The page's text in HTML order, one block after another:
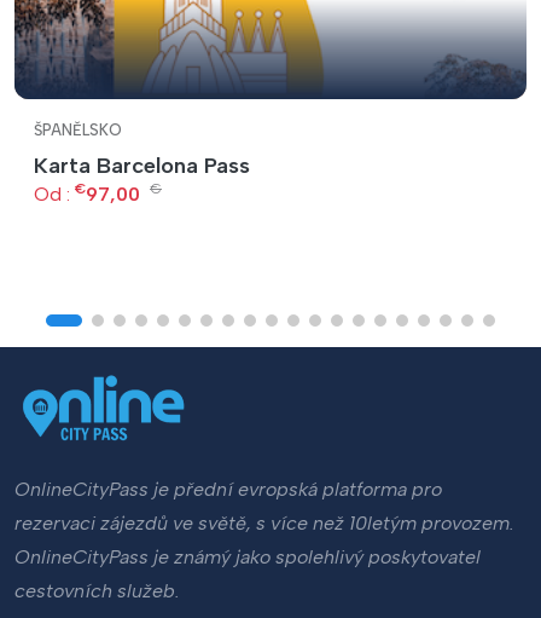
ŠPANĚLSKO
Karta Barcelona Pass
Od : €97,00 €
OnlineCityPass je přední evropská platforma pro
rezervaci zájezdů ve světě, s více než 10letým provozem.
OnlineCityPass je známý jako spolehlivý poskytovatel
cestovních služeb.